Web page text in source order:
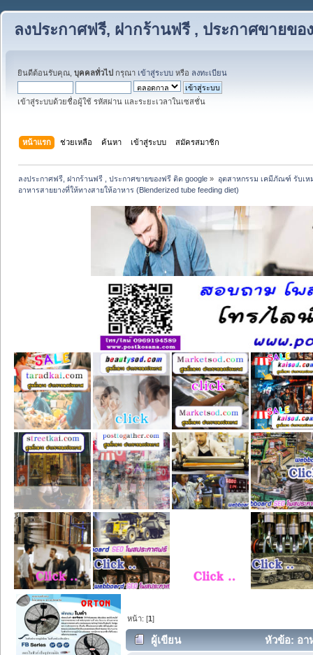
ลงประกาศฟรี, ฝากร้านฟรี , ประกาศขายขอ
ยินดีต้อนรับคุณ, บุคคลทั่วไป กรุณา เข้าสู่ระบบ หรือ ลงทะเบียน
เข้าสู่ระบบด้วยชื่อผู้ใช้ รหัสผ่าน และระยะเวลาในเซสชั่น
หน้าแรก ช่วยเหลือ ค้นหา เข้าสู่ระบบ สมัครสมาชิก
ลงประกาศฟรี, ฝากร้านฟรี , ประกาศขายของฟรี ติด google » อุตสาหกรรม เคมีภัณฑ์ รับเห
อาหารสายยางที่ให้ทางสายให้อาหาร (Blenderized tube feeding diet)
หน้า: [1]
ผู้เขียน
หัวข้อ: อา